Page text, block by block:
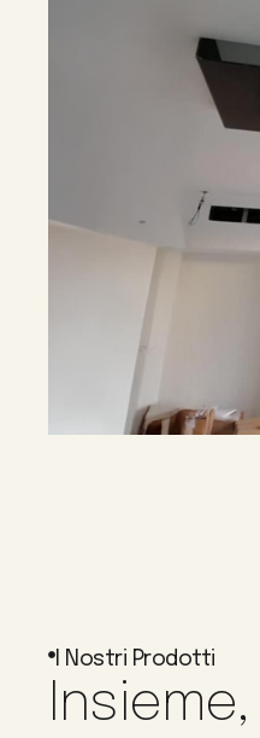
I Nostri Prodotti